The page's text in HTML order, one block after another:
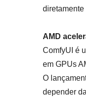
AMD
ComfyUI é
em GPUs
O
depender